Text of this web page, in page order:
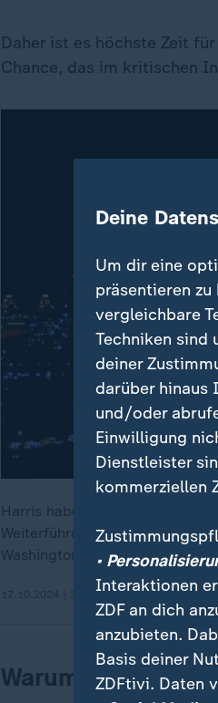
Daher ist es höchste Zeit
Chance, das im kritischen
Harris habe klargemacht, sie
Weiterführung von Joe Biden,
Washington.
17.10.2024 | 3:10 min
Warum das Ganze
Deine
Um dir eine
präsentieren
vergleichbare
Techniken
deiner
darüber hinaus
und/oder
Einwilligung
Dienstleister
kommerziellen
•
Interaktionen
ZDF an dich
anzubieten.
Basis deiner
ZDFtivi. Daten